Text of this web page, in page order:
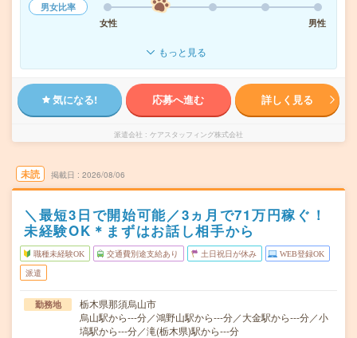
男女比率
女性
男性
もっと見る
気になる! 応募へ進む 詳しく見る
派遣会社 ケアスタッフィング株式会社
未読 掲載日 2026/08/06
＼最短3日で開始可能／3ヵ月で71万円稼ぐ！
未経験OK＊まずはお話し相手から
職種未経験OK 交通費別途支給あり 土日祝日が休み WEB登録OK
派遣
勤務地
栃木県那須烏山市
烏山駅から---分／鴻野山駅から---分／大金駅から---分／小
塙駅から---分／滝(栃木県)駅から---分